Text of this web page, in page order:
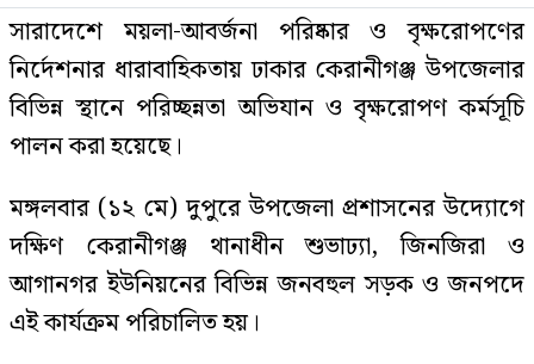
সারাদেশে ময়লা-আবর্জনা পরিষ্কার ও বৃক্ষরোপণের
নির্দেশনার ধারাবাহিকতায় ঢাকার কেরানীগঞ্জ উপজেলার
বিভিন্ন স্থানে পরিচ্ছন্নতা অভিযান ও বৃক্ষরোপণ কর্মসূচি
পালন করা হয়েছে।
মঙ্গলবার (১২ মে) দুপুরে উপজেলা প্রশাসনের উদ্যোগে
দক্ষিণ কেরানীগঞ্জ থানাধীন শুভাঢ্যা, জিনজিরা ও
আগানগর ইউনিয়নের বিভিন্ন জনবহুল সড়ক ও জনপদে
এই কার্যক্রম পরিচালিত হয়।